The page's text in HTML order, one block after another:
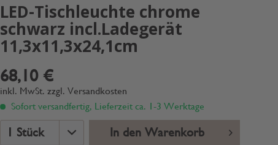
LED-Tischleuchte chrome
schwarz incl.Ladegerät
11,3x11,3x24,1cm
68,10 €
inkl. MwSt.zzgl. Versandkosten
Sofort versandfertig, Lieferzeit ca. 1-3 Werktage
In den Warenkorb